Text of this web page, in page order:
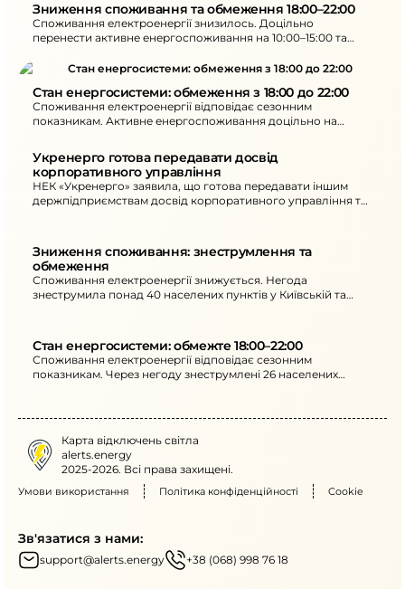
Зниження споживання та обмеження 18:00–22:00
Споживання електроенергії знизилось. Доцільно
перенести активне енергоспоживання на 10:00–15:00 та
18:00–22:00.
Стан енергосистеми: обмеження з 18:00 до 22:00
Споживання електроенергії відповідає сезонним
показникам. Активне енергоспоживання доцільно на
електроприлади.
Укренерго готова передавати досвід
корпоративного управління
НЕК «Укренерго» заявила, що готова передавати іншим
держпідприємствам досвід корпоративного управління та
Зниження споживання: знеструмлення та
обмеження
Споживання електроенергії знижується. Негода
знеструмила понад 40 населених пунктів у Київській та
Стан енергосистеми: обмежте 18:00–22:00
Споживання електроенергії відповідає сезонним
показникам. Через негоду знеструмлені 26 населених
електроприладами.
Карта відключень світла
alerts.energy
2025-2026. Всі права захищені.
Умови використання Політика конфіденційності Cookie
Зв'язатися з нами:
support@alerts.energy +38 (068) 998 76 18